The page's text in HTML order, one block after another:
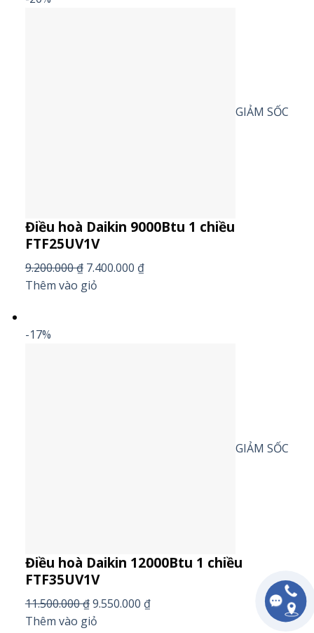
GIẢM SỐC
Điều hoà Daikin 9000Btu 1 chiều
FTF25UV1V
9.200.000 ₫ 7.400.000 ₫
Thêm vào giỏ
-17%
GIẢM SỐC
Điều hoà Daikin 12000Btu 1 chiều
FTF35UV1V
11.500.000 ₫9.550.000 ₫
Thêm vào giỏ